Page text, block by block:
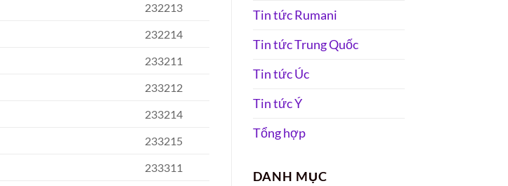
232213
232214
233211
233212
233214
233215
233311
Tin tức Rumani
Tin tức Trung Quốc
Tin tức Úc
Tin tức Ý
Tổng hợp
DANH MỤC